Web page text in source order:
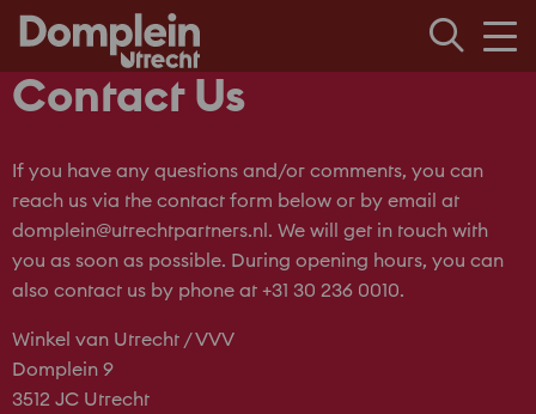
Contact Us
If you have any questions and/or comments, you can
reach us via the contact form below or by email at
domplein@utrechtpartners.nl. We will get in touch with
you as soon as possible. During opening hours, you can
also contact us by phone at +31 30 236 0010.
Winkel van Utrecht / VVV
Domplein 9
3512 JC Utrecht